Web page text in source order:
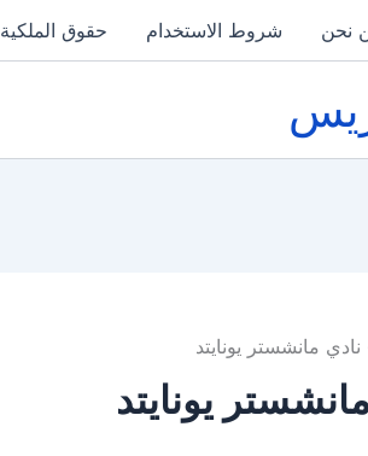
نحن شروط الاستخدام حقوق الملكية
نادي مانشستر يونايتد
يونايتد